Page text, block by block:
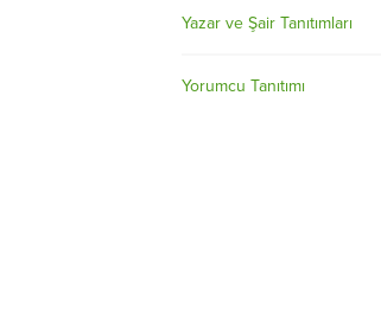
Yazar ve Şair Tanıtımları
Yorumcu Tanıtımı